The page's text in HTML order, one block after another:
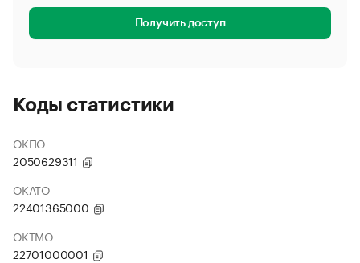
Получить доступ
Коды статистики
ОКПО
2050629311
ОКАТО
22401365000
ОКТМО
22701000001